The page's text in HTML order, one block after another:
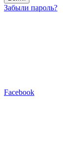
Забыли пароль?
Facebook